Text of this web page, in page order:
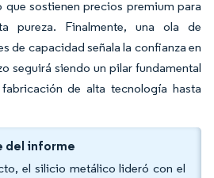
sostienen precios premium para
pureza. Finalmente, una ola de
de capacidad señala la confianza en
seguirá siendo un pilar fundamental
de alta tecnología hasta
del informe
el silicio metálico lideró con el